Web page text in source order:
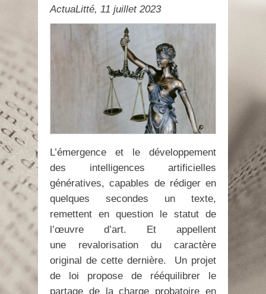
ActuaLitté, 11 juillet 2023
L’émergence et le développement
des intelligences artificielles
génératives, capables de rédiger en
quelques secondes un texte,
remettent en question le statut de
l’œuvre d’art. Et appellent
une revalorisation du caractère
original de cette dernière. Un projet
de loi propose de rééquilibrer le
partage de la charge probatoire en